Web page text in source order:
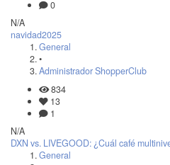
0
N/A
navidad2025
General
•
Administrador ShopperClub
834
13
1
N/A
DXN vs. LIVEGOOD: ¿Cuál café
General